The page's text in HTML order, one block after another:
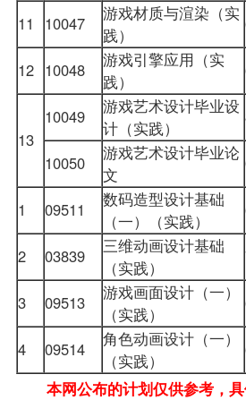
11
10047
游戏材质与渲染（实
践）
12 10048
游戏引擎应用（实
践）
13
10049
游戏艺术设计毕业设
计（实践）
10050
游戏艺术设计毕业论
文
1 09511
数码造型设计基础
（一）（实践）
2 03839
三维动画设计基础
（实践）
3 09513
游戏画面设计（一）
（实践）
4 09514
角色动画设计（一）
（实践）
本网公布的计划仅供参考，